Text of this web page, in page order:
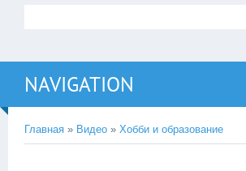
NAVIGATION
Главная » Видео » Хобби и образование